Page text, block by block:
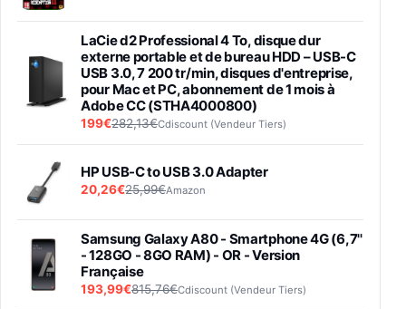
LaCie d2 Professional 4 To, disque dur
externe portable et de bureau HDD – USB-C
USB 3.0, 7 200 tr/min, disques d'entreprise,
pour Mac et PC, abonnement de 1 mois à
Adobe CC (STHA4000800)
199€282,13€Cdiscount (Vendeur Tiers)
HP USB-C to USB 3.0 Adapter
20,26€25,99€Amazon
Samsung Galaxy A80 - Smartphone 4G (6,7''
- 128GO - 8GO RAM) - OR - Version
Française
193,99€815,76€Cdiscount (Vendeur Tiers)